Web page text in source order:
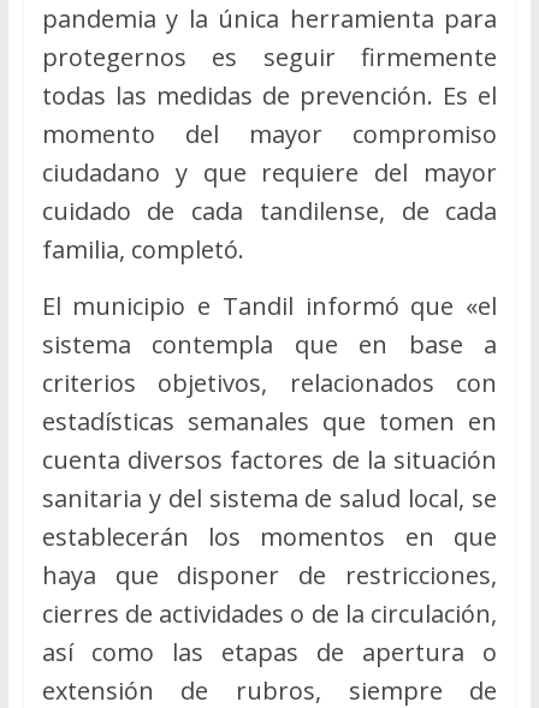
pandemia y la única herramienta para
protegernos es seguir firmemente
todas las medidas de prevención. Es el
momento del mayor compromiso
ciudadano y que requiere del mayor
cuidado de cada tandilense, de cada
familia, completó.
El municipio e Tandil informó que «el
sistema contempla que en base a
criterios objetivos, relacionados con
estadísticas semanales que tomen en
cuenta diversos factores de la situación
sanitaria y del sistema de salud local, se
establecerán los momentos en que
haya que disponer de restricciones,
cierres de actividades o de la circulación,
así como las etapas de apertura o
extensión de rubros, siempre de